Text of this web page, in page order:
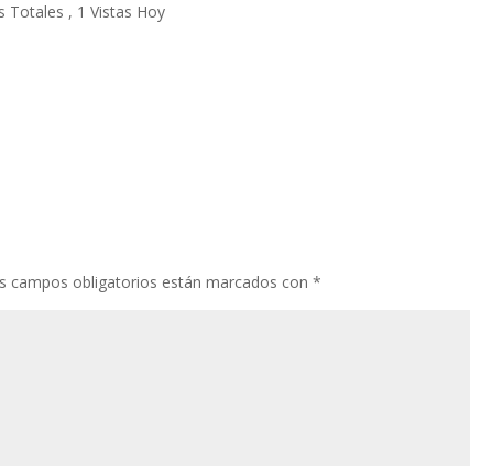
Totales , 1 Vistas Hoy
campos obligatorios están marcados con*